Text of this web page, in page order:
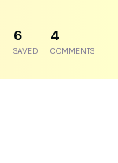
8
SAVED
5
COMMENTS